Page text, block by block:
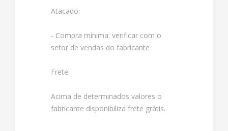
Atacado:
- Compra mínima: verificar com o
setor de vendas do fabricante
Frete:
Acima de determinados valores o
fabricante disponibiliza frete grátis.